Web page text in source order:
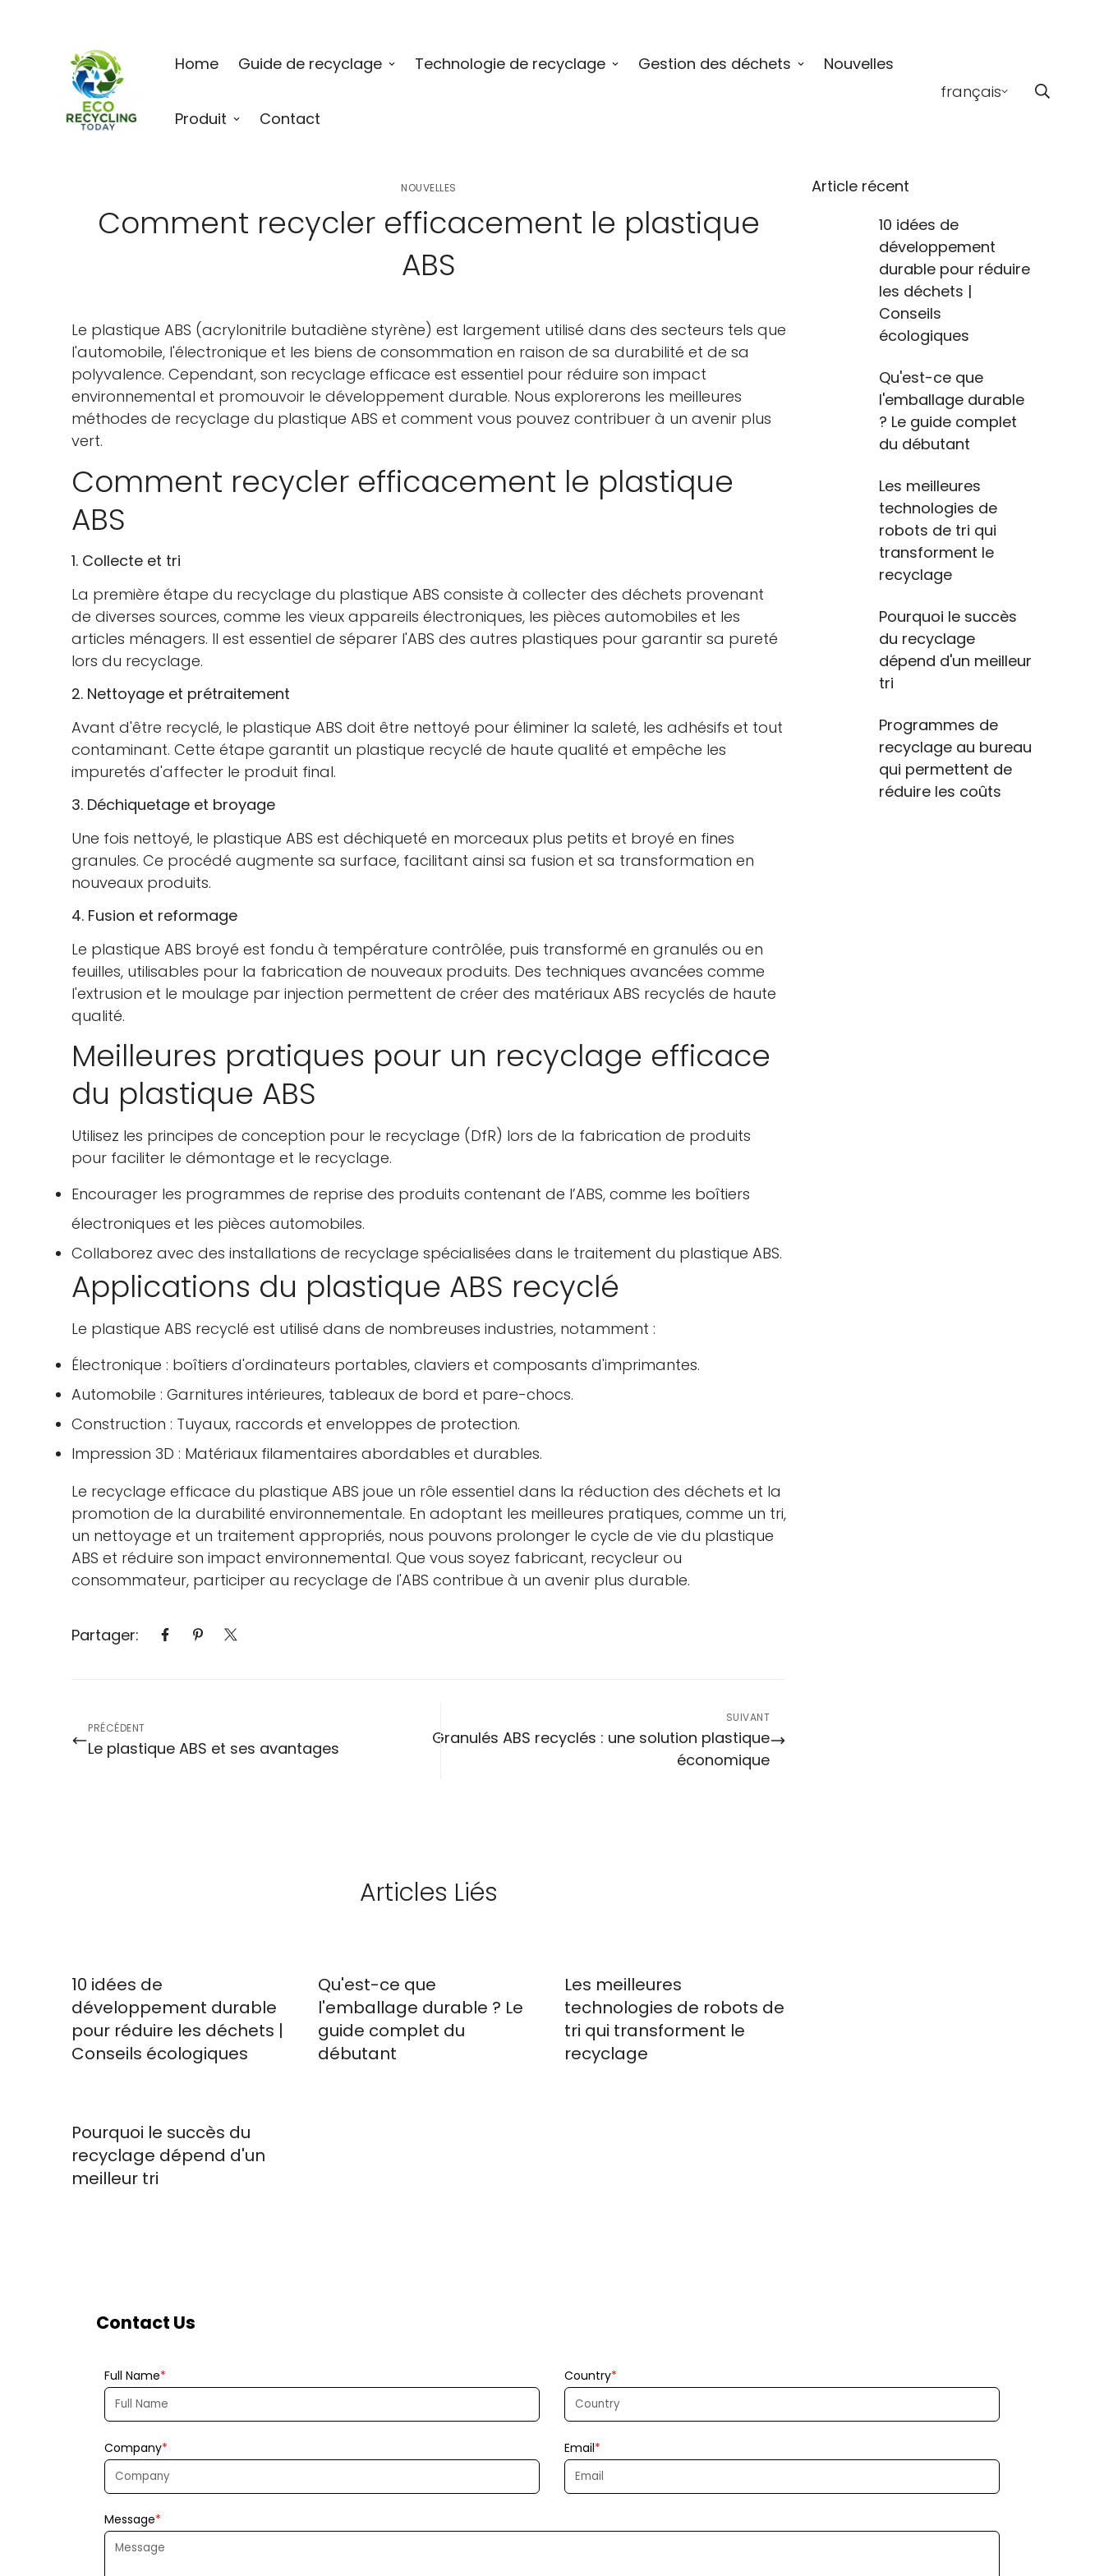
Home Guide de recyclage Technologie de recyclage Gestion des déchets Nouvelles
Produit Contact
français
NOUVELLES
Comment recycler efficacement le plastique
ABS
Le plastique ABS (acrylonitrile butadiène styrène) est largement utilisé dans des secteurs tels que
l'automobile, l'électronique et les biens de consommation en raison de sa durabilité et de sa
polyvalence. Cependant, son recyclage efficace est essentiel pour réduire son impact
environnemental et promouvoir le développement durable. Nous explorerons les meilleures
méthodes de recyclage du plastique ABS et comment vous pouvez contribuer à un avenir plus
vert.
Comment recycler efficacement le plastique
ABS
1. Collecte et tri
La première étape du recyclage du plastique ABS consiste à collecter des déchets provenant
de diverses sources, comme les vieux appareils électroniques, les pièces automobiles et les
articles ménagers. Il est essentiel de séparer l'ABS des autres plastiques pour garantir sa pureté
lors du recyclage.
2. Nettoyage et prétraitement
Avant d'être recyclé, le plastique ABS doit être nettoyé pour éliminer la saleté, les adhésifs et tout
contaminant. Cette étape garantit un plastique recyclé de haute qualité et empêche les
impuretés d'affecter le produit final.
3. Déchiquetage et broyage
Une fois nettoyé, le plastique ABS est déchiqueté en morceaux plus petits et broyé en fines
granules. Ce procédé augmente sa surface, facilitant ainsi sa fusion et sa transformation en
nouveaux produits.
4. Fusion et reformage
Le plastique ABS broyé est fondu à température contrôlée, puis transformé en granulés ou en
feuilles, utilisables pour la fabrication de nouveaux produits. Des techniques avancées comme
l'extrusion et le moulage par injection permettent de créer des matériaux ABS recyclés de haute
qualité.
Meilleures pratiques pour un recyclage efficace
du plastique ABS
Utilisez les principes de conception pour le recyclage (DfR) lors de la fabrication de produits
pour faciliter le démontage et le recyclage.
Encourager les programmes de reprise des produits contenant de l’ABS, comme les boîtiers
électroniques et les pièces automobiles.
Collaborez avec des installations de recyclage spécialisées dans le traitement du plastique ABS.
Applications du plastique ABS recyclé
Le plastique ABS recyclé est utilisé dans de nombreuses industries, notamment :
Électronique : boîtiers d'ordinateurs portables, claviers et composants d'imprimantes.
Automobile : Garnitures intérieures, tableaux de bord et pare-chocs.
Construction : Tuyaux, raccords et enveloppes de protection.
Impression 3D : Matériaux filamentaires abordables et durables.
Le recyclage efficace du plastique ABS joue un rôle essentiel dans la réduction des déchets et la
promotion de la durabilité environnementale. En adoptant les meilleures pratiques, comme un tri,
un nettoyage et un traitement appropriés, nous pouvons prolonger le cycle de vie du plastique
ABS et réduire son impact environnemental. Que vous soyez fabricant, recycleur ou
consommateur, participer au recyclage de l'ABS contribue à un avenir plus durable.
Partager:
PRÉCÉDENT
Le plastique ABS et ses avantages
SUIVANT
Granulés ABS recyclés : une solution plastique
économique
Articles Liés
10 idées de
développement durable
pour réduire les déchets |
Conseils écologiques
Qu'est-ce que
l'emballage durable ? Le
guide complet du
débutant
Les meilleures
technologies de robots de
tri qui transforment le
recyclage
Pourquoi le succès du
recyclage dépend d'un
meilleur tri
Article récent
10 idées de
développement
durable pour réduire
les déchets |
Conseils
écologiques
Qu'est-ce que
l'emballage durable
? Le guide complet
du débutant
Les meilleures
technologies de
robots de tri qui
transforment le
recyclage
Pourquoi le succès
du recyclage
dépend d'un meilleur
tri
Programmes de
recyclage au bureau
qui permettent de
réduire les coûts
Confirmez votre âge
Avez-vous 18 ans ou plus?